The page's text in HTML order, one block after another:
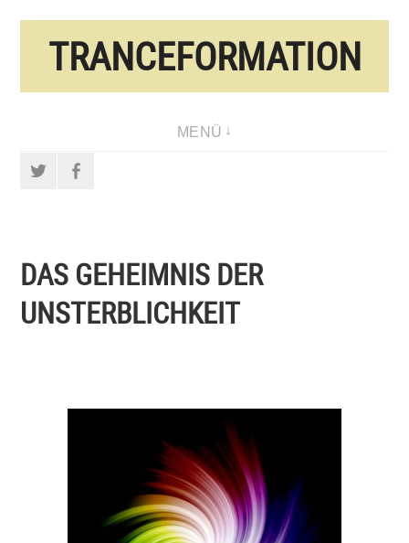
TRANCEFORMATION
MENÜ
Twitter
DAS GEHEIMNIS DER
UNSTERBLICHKEIT